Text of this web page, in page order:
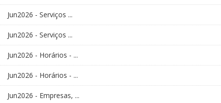
Jun2026 - Serviços ...
Jun2026 - Serviços ...
Jun2026 - Horários - ...
Jun2026 - Horários - ...
Jun2026 - Empresas, ...